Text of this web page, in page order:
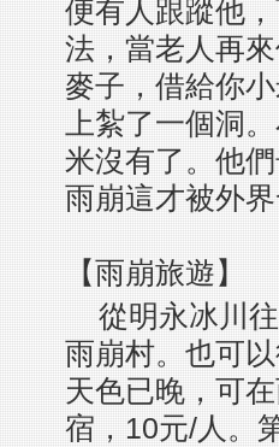
便有人跟蹤他
法，當老人再
麥子，借給你
上紮了一個洞
米沒有了。他
雨崩這才被外
【雨崩旅遊】
從明永冰川
雨崩村。也可
天色已晚，可
宿，10元/人。